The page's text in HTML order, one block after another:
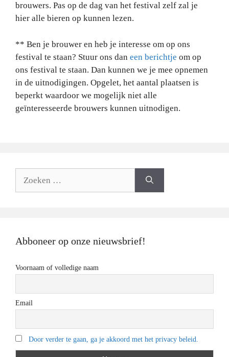
brouwers. Pas op de dag van het festival zelf zal je
hier alle bieren op kunnen lezen.
** Ben je brouwer en heb je interesse om op ons
festival te staan? Stuur ons dan een berichtje om op
ons festival te staan. Dan kunnen we je mee opnemen
in de uitnodigingen. Opgelet, het aantal plaatsen is
beperkt waardoor we mogelijk niet alle
geïnteresseerde brouwers kunnen uitnodigen.
Abboneer op onze nieuwsbrief!
Voornaam of volledige naam
Email
Door verder te gaan, ga je akkoord met het privacy beleid.